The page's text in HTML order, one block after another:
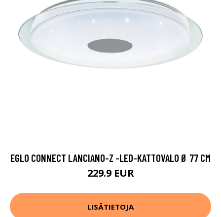
EGLO CONNECT LANCIANO-Z -LED-KATTOVALO Ø 77 CM
229.9 EUR
LISÄTIETOJA